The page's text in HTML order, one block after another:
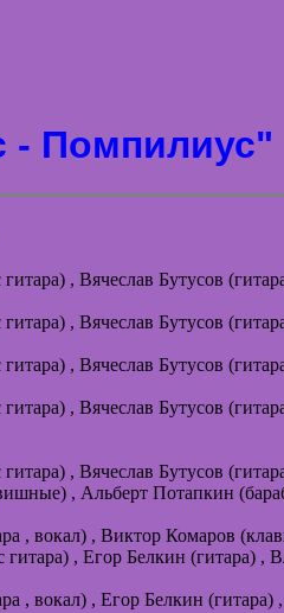
- Помпилиус"
, Вячеслав Бутусов
, Вячеслав Бутусов
, Вячеслав Бутусов
, Вячеслав Бутусов
, Вячеслав Бутусов
, Альберт Потапкин
, вокал) , Виктор Комаров
, Егор Белкин (гитара) ,
, вокал) , Егор Белкин